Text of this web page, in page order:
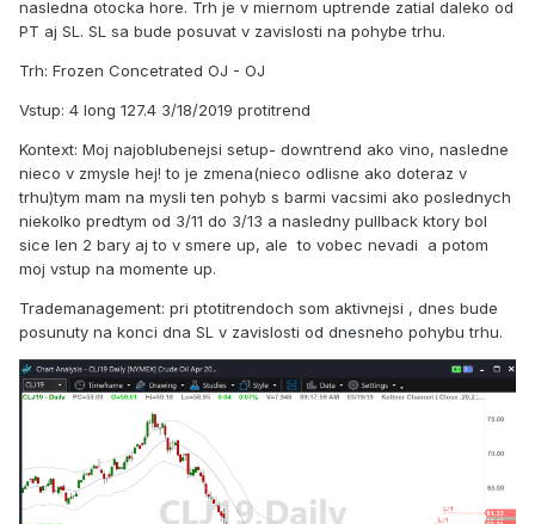
nasledna otocka hore. Trh je v miernom uptrende zatial daleko od
PT aj SL. SL sa bude posuvat v zavislosti na pohybe trhu.
Trh: Frozen Concetrated OJ - OJ
Vstup: 4 long 127.4 3/18/2019 protitrend
Kontext: Moj najoblubenejsi setup- downtrend ako vino, nasledne
nieco v zmysle hej! to je zmena(nieco odlisne ako doteraz v
trhu)tym mam na mysli ten pohyb s barmi vacsimi ako poslednych
niekolko predtym od 3/11 do 3/13 a nasledny pullback ktory bol
sice len 2 bary aj to v smere up, ale to vobec nevadi a potom
moj vstup na momente up.
Trademanagement: pri ptotitrendoch som aktivnejsi , dnes bude
posunuty na konci dna SL v zavislosti od dnesneho pohybu trhu.